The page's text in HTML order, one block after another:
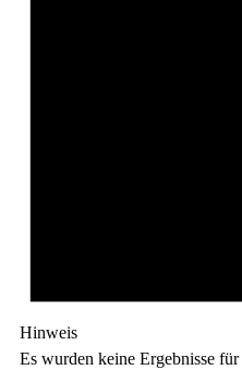
Hinweis
Es wurden keine Ergebnisse